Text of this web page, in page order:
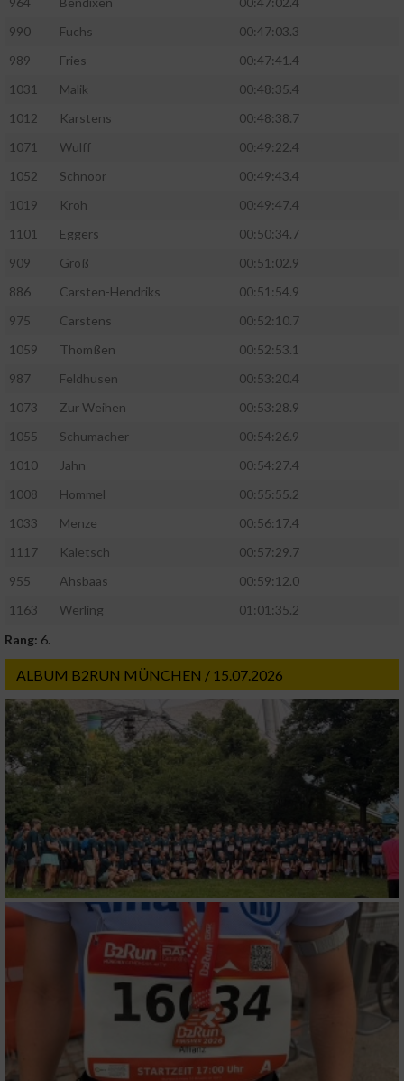
990
Fuchs
00:47:03.3
989
Fries
00:47:41.4
1031
Malik
00:48:35.4
1012
Karstens
00:48:38.7
1071
Wulff
00:49:22.4
1052
Schnoor
00:49:43.4
1019
Kroh
00:49:47.4
1101
Eggers
00:50:34.7
909
Groß
00:51:02.9
886
Carsten-Hendriks
00:51:54.9
975
Carstens
00:52:10.7
1059
Thomßen
00:52:53.1
987
Feldhusen
00:53:20.4
1073
Zur Weihen
00:53:28.9
1055
Schumacher
00:54:26.9
1010
Jahn
00:54:27.4
1008
Hommel
00:55:55.2
1033
Menze
00:56:17.4
1117
Kaletsch
00:57:29.7
955
Ahsbaas
00:59:12.0
1163
Werling
01:01:35.2
Rang: 6.
ALBUM B2RUN MÜNCHEN / 15.07.2026
Erstellung von Profilen zur Personalisierung
Verwendung von Profilen zur Auswahl
Messung der Werbeleistung
Messung der Performance von Inhalten
Analyse von Zielgruppen durch Statistiken
oder Kombinationen von Daten aus
verschiedenen Quellen
Entwicklung und Verbesserung der Angebote
von Inhalten
Geräte anhand von aktiv angeforderten
Informationen identifizieren
Nicht-IAB-Verarbeitungszwecke:
Notwendig
Performance
Funktional
Werbung